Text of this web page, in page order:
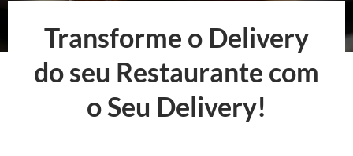
Transforme o Delivery
do seu Restaurante com
o Seu Delivery!